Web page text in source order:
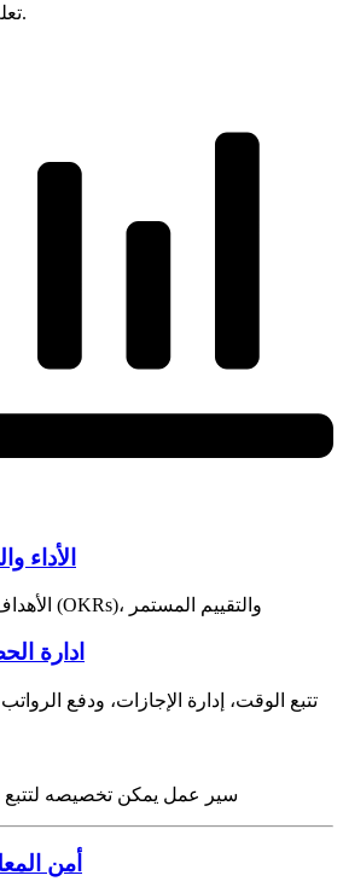
تعلم أذكى، نمو أسهل.
الأداء
الأهداف والنتائج الرئيسية (OKRs)، والتقييم المستمر
ادارة
تتبع الوقت، إدارة الإجازات، ودفع
سير عمل يمكن تخصيصه لتتبع
أمن